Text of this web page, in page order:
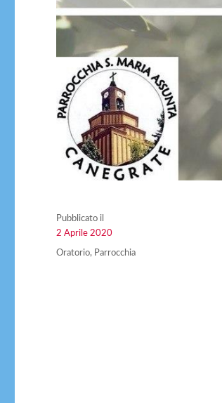
Pubblicato il
Pubblicato
il
2 Aprile 2020
Categorie
Oratorio, Parrocchia